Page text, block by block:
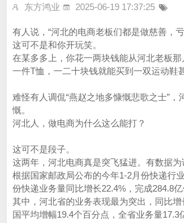
东方鸿业
2025-06-19 17:37:25
有人说，“河北的电商老板们都是做慈善，
这可不是和你开玩笑。
在某多多上，你花一两块钱能从河北老板
一件T恤，一二十块钱就能买到一双运动鞋
难怪有人调侃“燕赵之地多慷慨悲歌之士”，
慨。
河北人，做电商为什么这么能打？
这可不是段子。
这两年，河北电商真是突飞猛进。有数据为
根据国家邮政局公布的今年1-2月份快递行
份快递业务量同比增长22.4%，完成284.8亿
其中，河北省的业务表现最为突出，同比增
国平均增幅19.4个百分点，全省业务量17.3